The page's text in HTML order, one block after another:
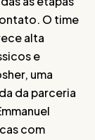
O time
alta
e
uma
da parceria
com